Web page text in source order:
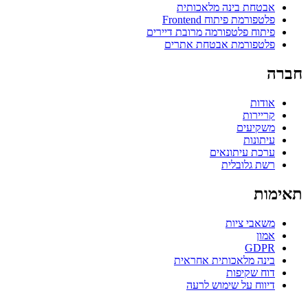
אבטחת בינה מלאכותית
פלטפורמת פיתוח Frontend
פיתוח פלטפורמה מרובת דיירים
פלטפורמת אבטחת אתרים
חברה
אודות
קריירות
משקיעים
עיתונות
ערכת עיתונאים
רשת גלובלית
תאימות
משאבי ציות
אמון
GDPR
בינה מלאכותית אחראית
דוח שקיפות
דיווח על שימוש לרעה